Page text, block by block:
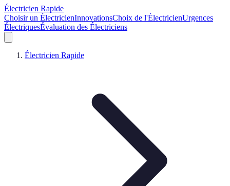
Électricien Rapide
Choisir un ÉlectricienInnovationsChoix de l'ÉlectricienUrgences
ÉlectriquesÉvaluation des Électriciens
Électricien Rapide